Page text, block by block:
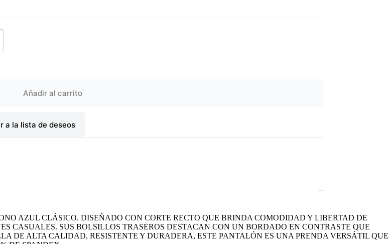
Añadir al carrito
a la lista de deseos
AZUL CLÁSICO. DISEÑADO CON CORTE RECTO QUE BRINDA COMODIDAD Y LIBERTAD DE
CASUALES. SUS BOLSILLOS TRASEROS DESTACAN CON UN BORDADO EN CONTRASTE QUE
DE ALTA CALIDAD, RESISTENTE Y DURADERA, ESTE PANTALÓN ES UNA PRENDA VERSÁTIL QUE